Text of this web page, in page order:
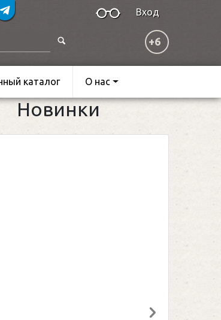
Вход
+6
каталог О нас
Новинки